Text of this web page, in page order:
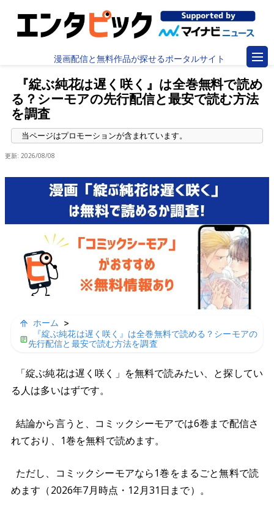
漫画配信と無料作品が探せるポータルサイト
『綻ぶ純花は遅く咲く』は全巻無料で読め
る？シーモアの先行配信と最安で読む方法
を調査
更新: 2026/08/08
ホーム
>
『綻ぶ純花は遅く咲く』は全巻無料で読める？シーモアの
先行配信と最安で読む方法を調査
「綻ぶ純花は遅く咲く」を無料で読みたい、と探してい
る人は多いはずです。
結論から言うと、コミックシーモアでは6巻まで配信さ
れており、1巻を無料で読めます。
ただし、コミックシーモアなら1巻をまるごと無料で読
めます（2026年7月時点・12月31日まで）。